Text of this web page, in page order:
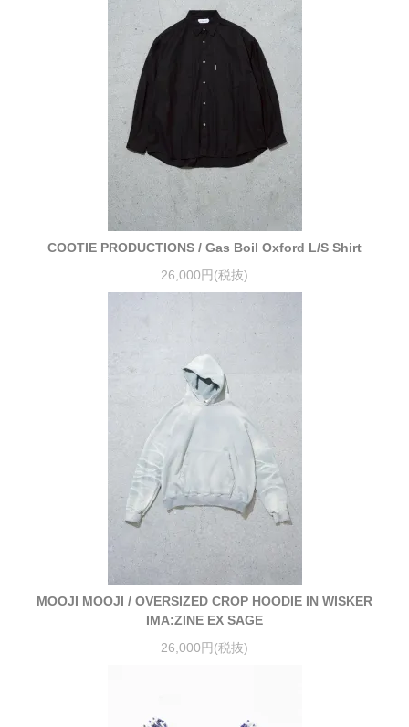
COOTIE PRODUCTIONS / Gas Boil Oxford L/S Shirt
26,000円(税抜)
MOOJI MOOJI / OVERSIZED CROP HOODIE IN WISKER
IMA:ZINE EX SAGE
26,000円(税抜)